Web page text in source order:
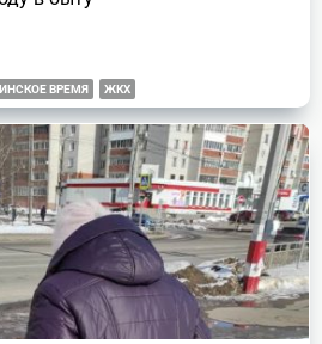
ВРЕМЯ ЖКХ